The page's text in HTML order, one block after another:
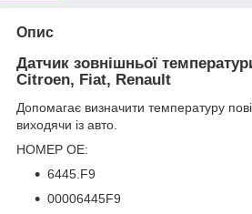
Опис
Датчик зовнішньої
Citroen, Fiat, Renault
Допомагає визначити температуру
виходячи із авто.
НОМЕР OE:
6445.F9
00006445F9